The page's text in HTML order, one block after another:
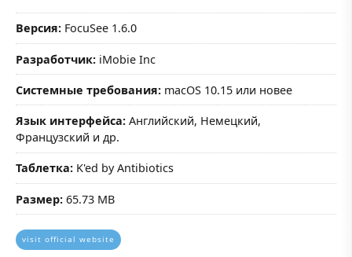
Версия: FocuSee 1.6.0
Разработчик: iMobie Inc
Системные требования: macOS 10.15 или новее
Язык интерфейса: Английский, Немецкий,
Французский и др.
Таблетка: K'ed by Antibiotics
Размер: 65.73 MB
visit official website